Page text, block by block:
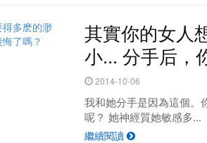
其實你的女人
小... 分手后，
2014-10-06
我和她分手是因為這個。
呢？ 她神經質她敏感多...
繼續閱讀